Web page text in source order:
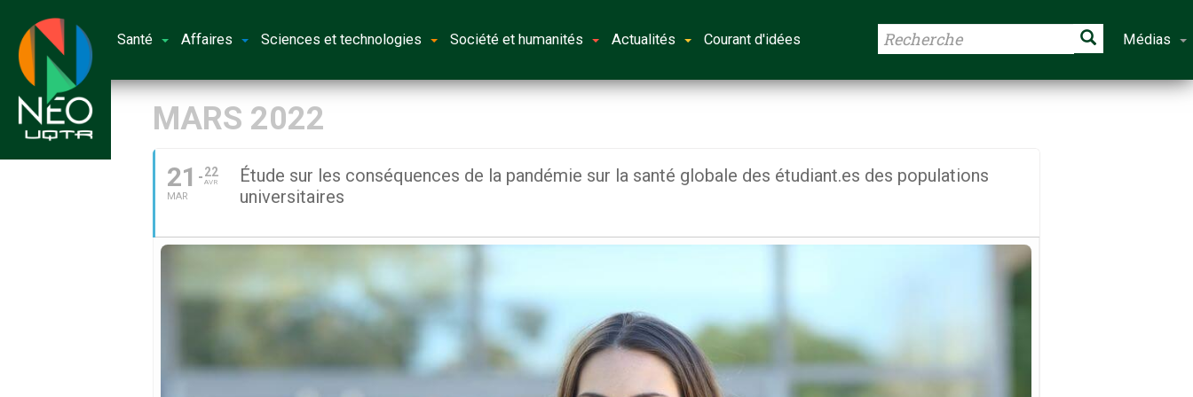
Santé Affaires Sciences et technologies Société et humanités Actualités Courant d'idées Médias
MARS 2022
21
MAR
22
AVR
Étude sur les conséquences de la pandémie sur la santé globale des étudiant.es des populations
universitaires